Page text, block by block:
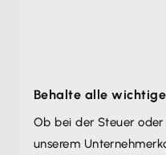
Behalte alle
Ob bei der Steuer
unserem